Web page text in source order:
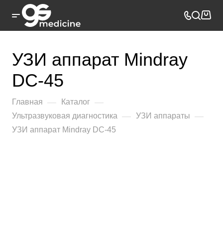
УЗИ аппарат Mindray
DC-45
Главная — Каталог —
Ультразвуковая диагностика — УЗИ аппараты —
УЗИ аппарат Mindray DC-45